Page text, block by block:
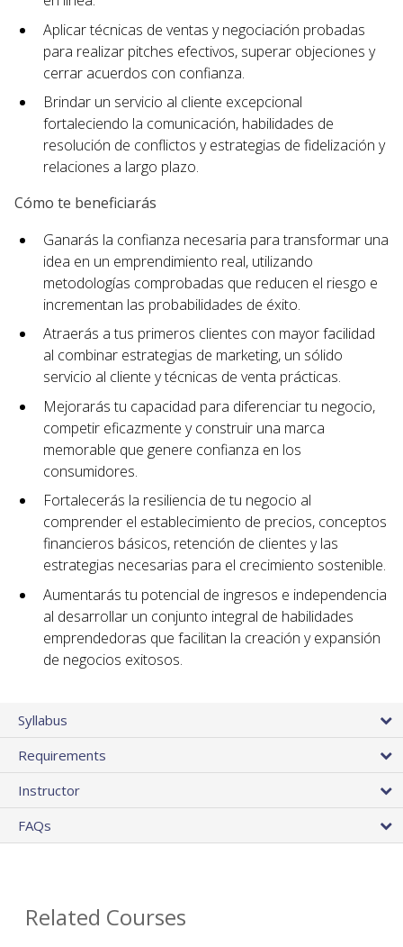
Aplicar técnicas de ventas y negociación probadas
para realizar pitches efectivos, superar objeciones y
cerrar acuerdos con confianza.
Brindar un servicio al cliente excepcional
fortaleciendo la comunicación, habilidades de
resolución de conflictos y estrategias de fidelización y
relaciones a largo plazo.
Cómo te beneficiarás
Ganarás la confianza necesaria para transformar una
idea en un emprendimiento real, utilizando
metodologías comprobadas que reducen el riesgo e
incrementan las probabilidades de éxito.
Atraerás a tus primeros clientes con mayor facilidad
al combinar estrategias de marketing, un sólido
servicio al cliente y técnicas de venta prácticas.
Mejorarás tu capacidad para diferenciar tu negocio,
competir eficazmente y construir una marca
memorable que genere confianza en los
consumidores.
Fortalecerás la resiliencia de tu negocio al
comprender el establecimiento de precios, conceptos
financieros básicos, retención de clientes y las
estrategias necesarias para el crecimiento sostenible.
Aumentarás tu potencial de ingresos e independencia
al desarrollar un conjunto integral de habilidades
emprendedoras que facilitan la creación y expansión
de negocios exitosos.
Syllabus
Requirements
Instructor
FAQs
Related Courses